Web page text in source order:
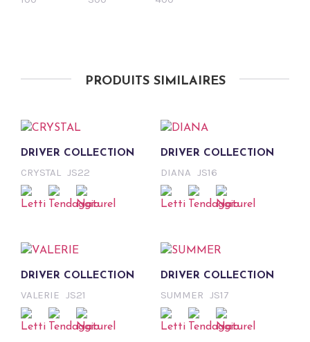
PRODUITS SIMILAIRES
DRIVER COLLECTION
CRYSTAL JS22
DRIVER COLLECTION
DIANA JS16
DRIVER COLLECTION
VALERIE JS21
DRIVER COLLECTION
SUMMER JS17